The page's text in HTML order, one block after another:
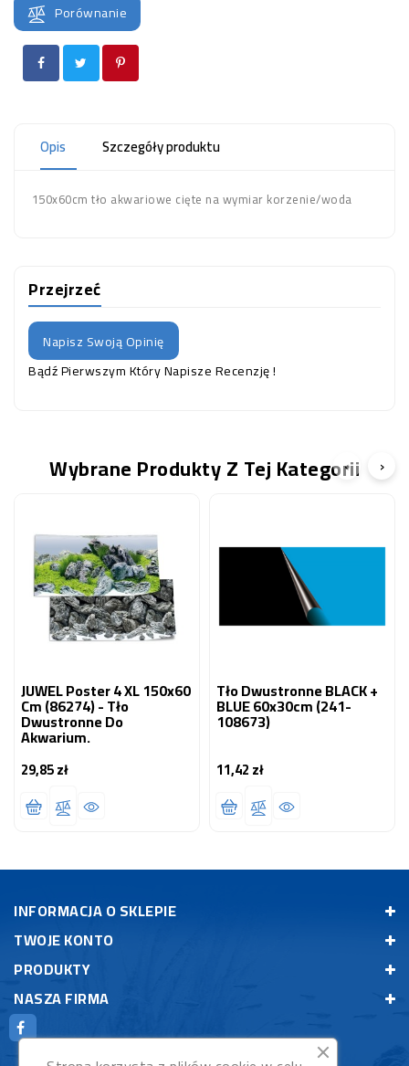
Porównanie
Opis Szczegóły produktu
150x60cm tło akwariowe cięte na wymiar korzenie/woda
Przejrzeć
Napisz Swoją Opinię
Bądź Pierwszym Który Napisze Recenzję !
Wybrane Produkty Z Tej Kategorii
JUWEL Poster 4 XL 150x60
Cm (86274) - Tło
Dwustronne Do
Akwarium.
29,85 złCena
Tło Dwustronne BLACK +
BLUE 60x30cm (241-
108673)
11,42 złCena
‹ ›
INFORMACJA O SKLEPIE
TWOJE KONTO
PRODUKTY
NASZA FIRMA